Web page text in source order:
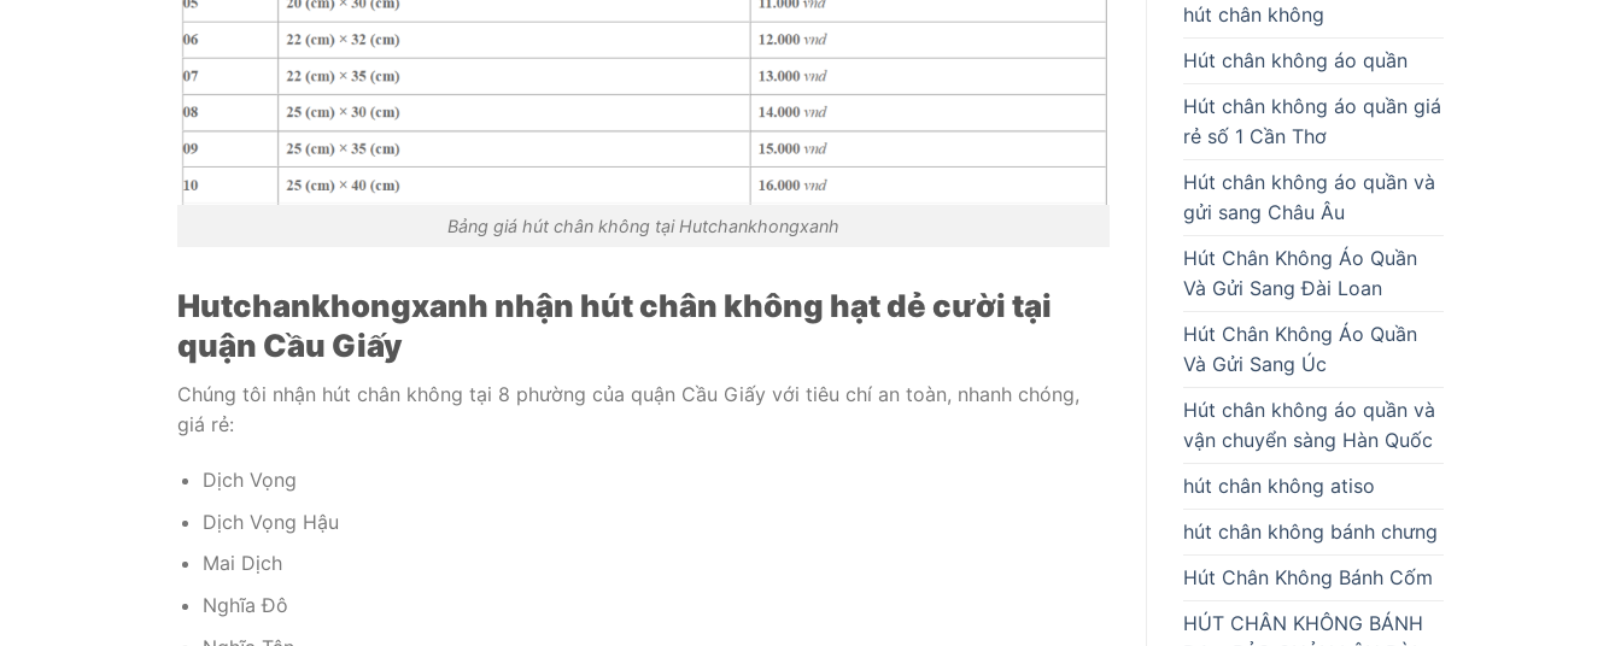
Bảng giá hút chân không tại Hutchankhongxanh
Hutchankhongxanh nhận hút chân không hạt dẻ cười tại
quận Cầu Giấy
Chúng tôi nhận hút chân không tại 8 phường của quận Cầu Giấy với tiêu chí an toàn, nhanh chóng,
giá rẻ:
Dịch Vọng
Dịch Vọng Hậu
Mai Dịch
Nghĩa Đô
hút chân không
Hút chân không áo quần
Hút chân không áo quần giá
rẻ số 1 Cần Thơ
Hút chân không áo quần và
gửi sang Châu Âu
Hút Chân Không Áo Quần
Và Gửi Sang Đài Loan
Hút Chân Không Áo Quần
Và Gửi Sang Úc
Hút chân không áo quần và
vận chuyển sàng Hàn Quốc
hút chân không atiso
hút chân không bánh chưng
Hút Chân Không Bánh Cốm
HÚT CHÂN KHÔNG BÁNH